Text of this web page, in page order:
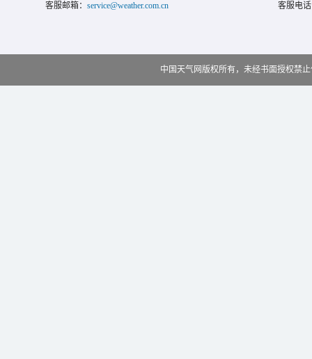
客服邮箱： service@weather.com.cn 客服电
中国天气网版权所有，未经书面授权